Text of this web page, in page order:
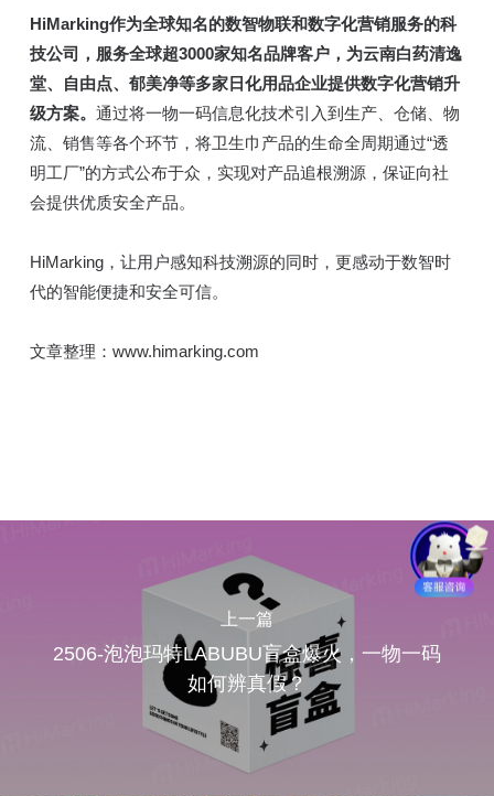
HiMarking作为全球知名的数智物联和数字化营销服务的科
技公司，服务全球超3000家知名品牌客户，为云南白药清逸
堂、自由点、郁美净等多家日化用品企业提供数字化营销升
级方案。 通过将一物一码信息化技术引入到生产、仓储、物
流、销售等各个环节，将卫生巾产品的生命全周期通过“透
明工厂”的方式公布于众，实现对产品追根溯源，保证向社
会提供优质安全产品。
HiMarking，让用户感知科技溯源的同时，更感动于数智时
代的智能便捷和安全可信。
文章整理：www.himarking.com
上一篇
2506-泡泡玛特LABUBU盲盒爆火，一物一码
如何辨真假？